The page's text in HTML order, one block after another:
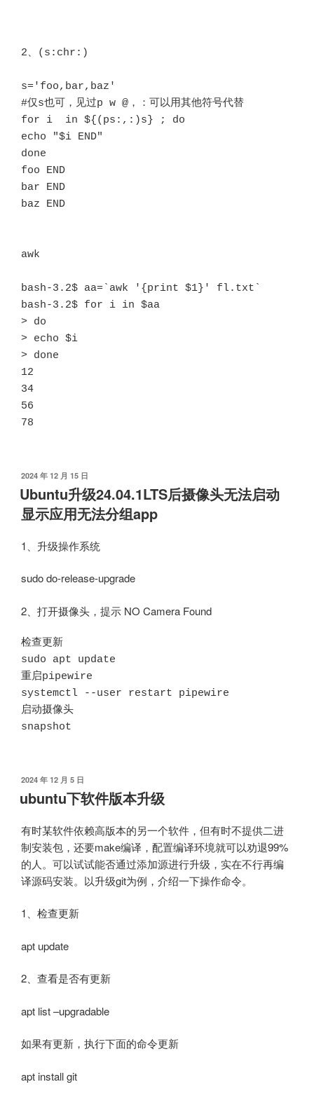
2、(s:chr:)
s='foo,bar,baz'
#仅s也可，见过p w @，：可以用其他符号代替
for i  in ${(ps:,:)s} ; do
echo "$i END"
done
foo END
bar END
baz END
awk
bash-3.2$ aa=`awk '{print $1}' fl.txt`
bash-3.2$ for i in $aa
> do
> echo $i
> done
12
34
56
发
布
于
2024 年 12 月 15 日
Ubuntu升级24.04.1LTS后摄像头无法启动
显示应用无法分组app
1、升级操作系统
sudo do-release-upgrade
2、打开摄像头，提示 NO Camera Found
检查更新
sudo apt update
重启pipewire
systemctl --user restart pipewire
启动摄像头
snapshot
发
于
2024 年 12 月 5 日
ubuntu下软件版本升级
有时某软件依赖高版本的另一个软件，但有时不提供二进
制安装包，还要make编译，配置编译环境就可以劝退99%
的人。可以试试能否通过添加源进行升级，实在不行再编
译源码安装。以升级git为例，介绍一下操作命令。
1、检查更新
apt update
2、查看是否有更新
apt list –upgradable
如果有更新，执行下面的命令更新
apt install git